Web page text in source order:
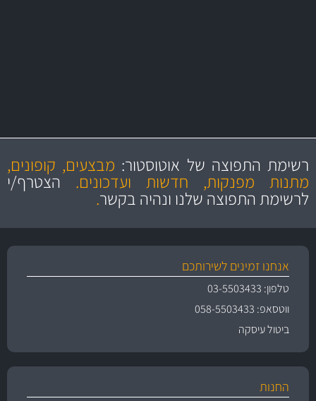
מקצועיות
ושירות מצויין
מחירים
הוגנים
והיצע מוצרים איכותירשימת התפוצה של אוטוסטור: מבצעים, קופונים,
מתנות מפנקות, חדשות ועדכונים.הצטרף/י
לרשימת התפוצה שלנו ונהיה בקשר.
אנחנו זמינים לשירותכם
טלפון: 03-5503433
ווטסאפ: 058-5503433
ביטול עיסקה
החנות